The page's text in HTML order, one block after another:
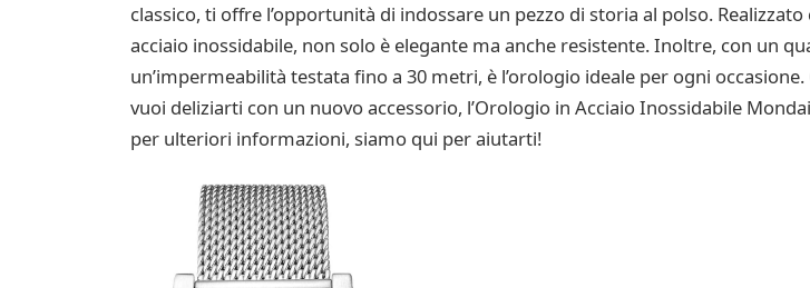
classico, ti offre l’opportunità di indossare un pezzo di storia al polso.
acciaio inossidabile, non solo è elegante ma anche resistente. Inoltre, con un
un’impermeabilità testata fino a 30 metri, è l’orologio ideale per ogni
vuoi deliziarti con un nuovo accessorio, l’Orologio in Acciaio Inossidabile
per ulteriori informazioni, siamo qui per aiutarti!